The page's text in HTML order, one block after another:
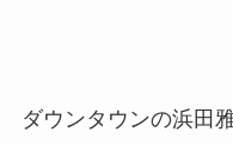
ダウンタウンの浜田